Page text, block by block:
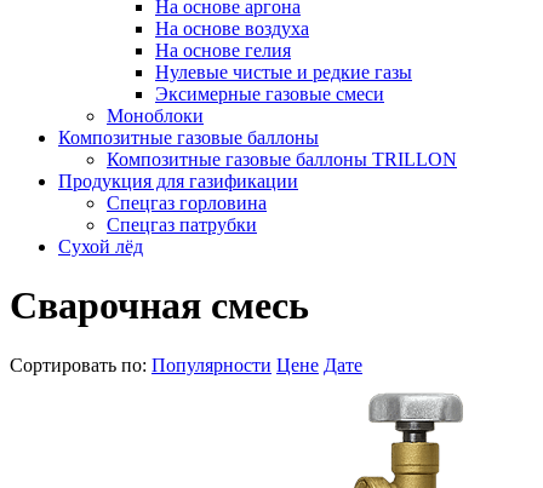
На основе аргона
На основе воздуха
На основе гелия
Нулевые чистые и редкие газы
Эксимерные газовые смеси
Моноблоки
Композитные газовые баллоны
Композитные газовые баллоны TRILLON
Продукция для газификации
Спецгаз горловина
Спецгаз патрубки
Сухой лёд
Сварочная смесь
Сортировать по: Популярности Цене Дате